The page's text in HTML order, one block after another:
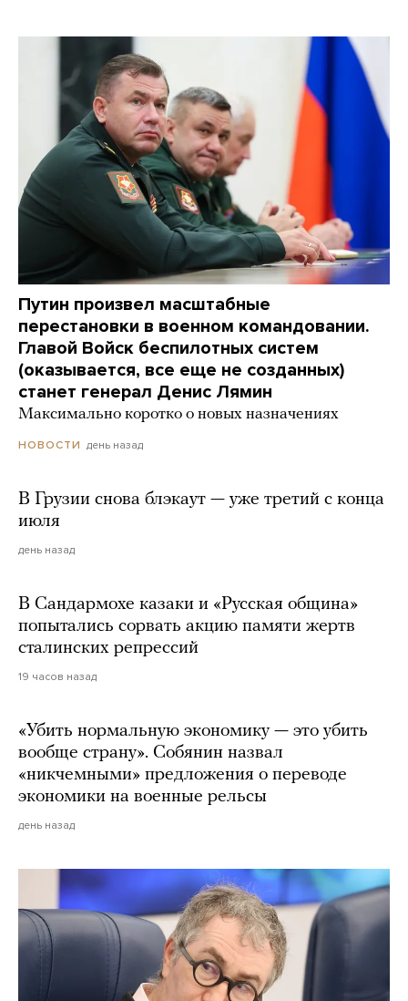
Путин произвел масштабные
перестановки в военном командовании.
Главой Войск беспилотных систем
(оказывается, все еще не созданных)
станет генерал Денис Лямин
Максимально коротко о новых назначениях
НОВОСТИ день назад
В Грузии снова блэкаут — уже третий с конца
июля
день назад
В Сандармохе казаки и «Русская община»
попытались сорвать акцию памяти жертв
сталинских репрессий
19 часов назад
«Убить нормальную экономику — это убить
вообще страну». Собянин назвал
«никчемными» предложения о переводе
экономики на военные рельсы
день назад